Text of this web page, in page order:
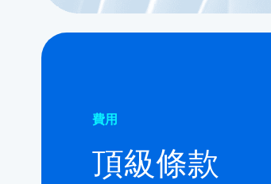
費用
頂級條款